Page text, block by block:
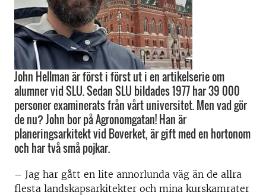
John Hellman är först i först ut i en artikelserie om
alumner vid SLU. Sedan SLU bildades 1977 har 39 000
personer examinerats från vårt universitet. Men vad gör
de nu? John bor på Agronomgatan! Han är
planeringsarkitekt vid Boverket, är gift med en hortonom
och har två små pojkar.
– Jag har gått en lite annorlunda väg än de allra
flesta landskapsarkitekter och mina kurskamrater